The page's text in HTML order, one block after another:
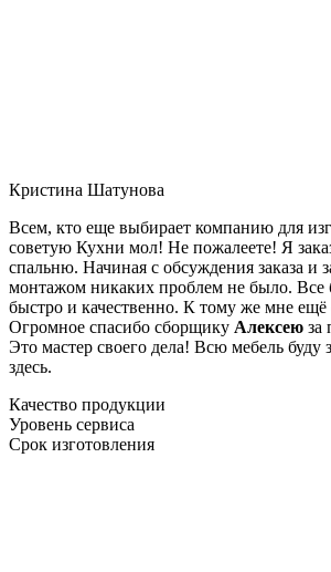
Кристина Шатунова
Всем, кто еще выбирает компанию для
советую Кухни мол! Не пожалеете! Я
спальню. Начиная с обсуждения заказа и
монтажом никаких проблем не было. Все
быстро и качественно. К тому же мне ещё
Огромное спасибо сборщику Алексею за
Это мастер своего дела! Всю мебель буду
здесь.
Качество продукции
Уровень сервиса
Срок изготовления